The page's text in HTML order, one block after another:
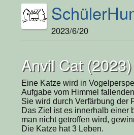
2023/6/20
Anvil Cat (2023)
Eine Katze wird in
Aufgabe vom Himmel
Sie wird durch Verfärbung der
Das Ziel ist es innerhalb einer
man nicht getroffen wird,
Die Katze hat 3 Leben.